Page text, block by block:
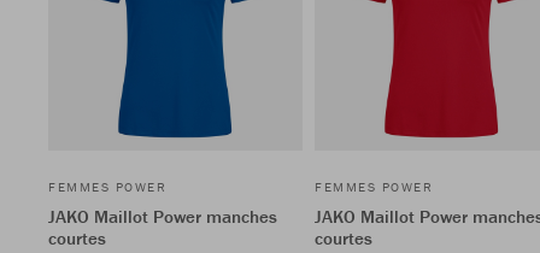
FEMMES POWER
JAKO Maillot Power manches
courtes
FEMMES POWER
JAKO Maillot Power
courtes